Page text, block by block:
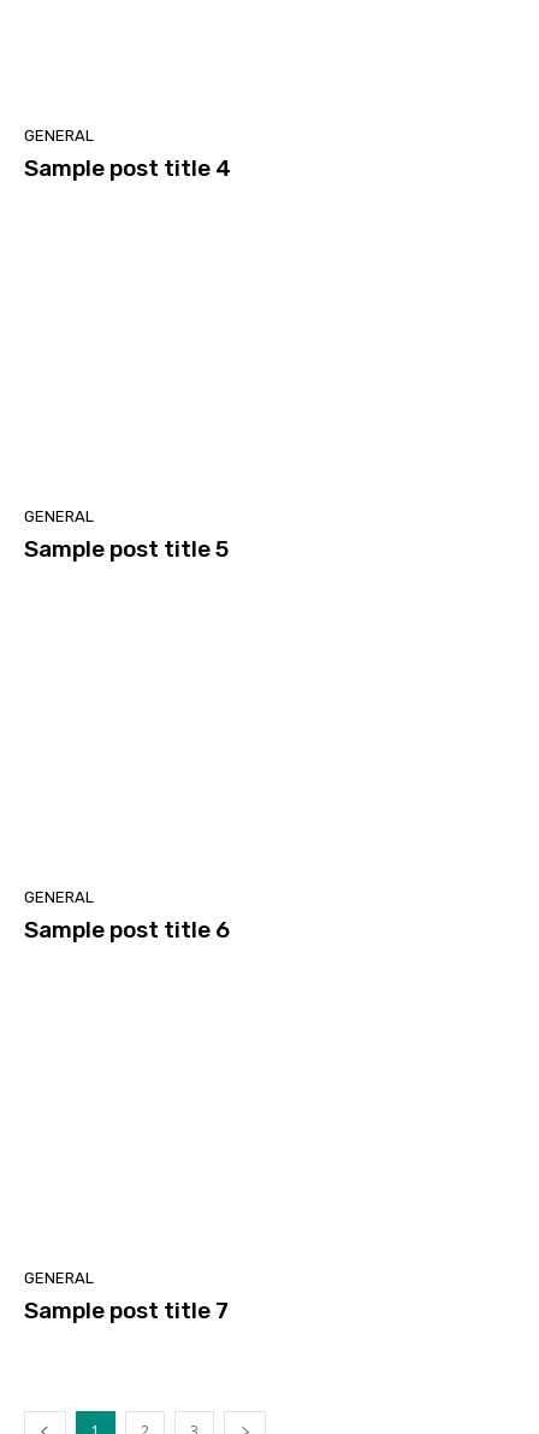
GENERAL
Sample post title 4
GENERAL
Sample post title 5
GENERAL
Sample post title 6
GENERAL
Sample post title 7